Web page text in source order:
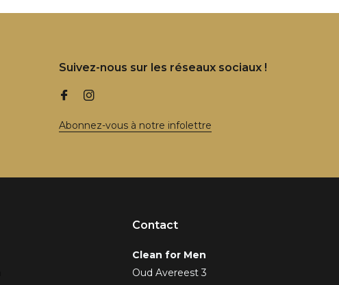
Suivez-nous sur les réseaux sociaux !
Abonnez-vous à notre infolettre
Contact
Clean for Men
Oud Avereest 3